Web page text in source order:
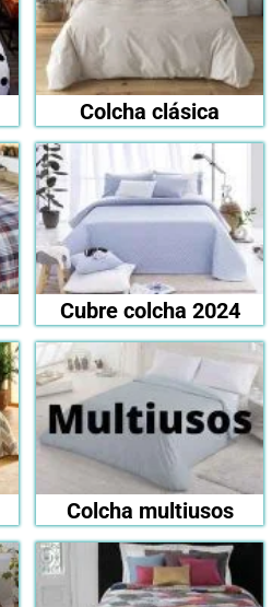
Colcha clásica
Cubre colcha 2024
Colcha multiusos